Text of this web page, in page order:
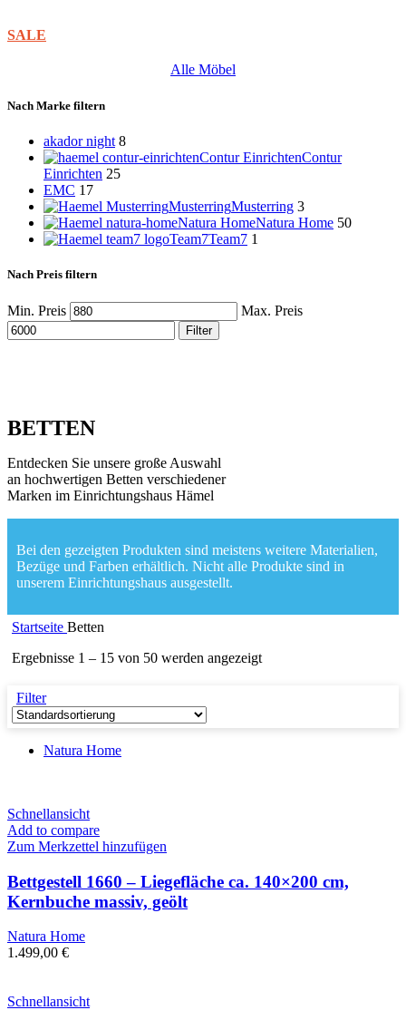
SALE
Alle Möbel
Nach Marke filtern
akador night 8
Contur EinrichtenContur
Einrichten 25
EMC 17
MusterringMusterring 3
Natura HomeNatura Home 50
Team7Team7 1
Nach Preis filtern
Min. Preis Max. Preis
Filter
BETTEN
Entdecken Sie unsere große Auswahl
an hochwertigen Betten verschiedener
Marken im Einrichtungshaus Hämel
Bei den gezeigten Produkten sind meistens weitere Materialien,
Bezüge und Farben erhältlich. Nicht alle Produkte sind in
unserem Einrichtungshaus ausgestellt.
Startseite Betten
Ergebnisse 1 – 15 von 50 werden angezeigt
Filter
Natura Home
Schnellansicht
Add to compare
Zum Merkzettel hinzufügen
Bettgestell 1660 – Liegefläche ca. 140×200 cm,
Kernbuche massiv, geölt
Natura Home
1.499,00 €
Schnellansicht